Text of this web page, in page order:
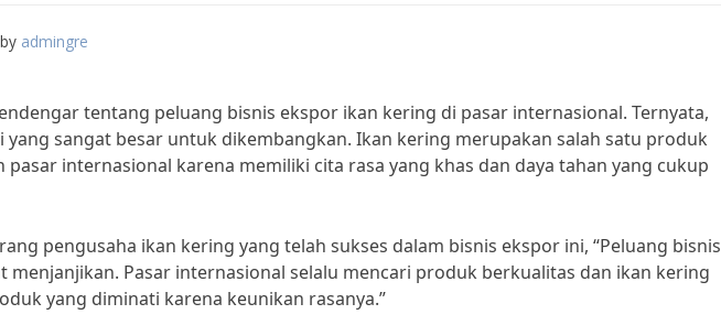
by admingre
tentang peluang bisnis ekspor ikan kering di pasar internasional. Ternyata,
yang sangat besar untuk dikembangkan. Ikan kering merupakan salah satu produk
internasional karena memiliki cita rasa yang khas dan daya tahan yang cukup
pengusaha ikan kering yang telah sukses dalam bisnis ekspor ini, “Peluang bisnis
menjanjikan. Pasar internasional selalu mencari produk berkualitas dan ikan kering
yang diminati karena keunikan rasanya.”